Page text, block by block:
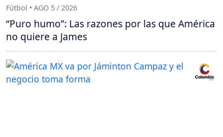
Fútbol • AGO 5 / 2026
“Puro humo”: Las razones por las que América
no quiere a James